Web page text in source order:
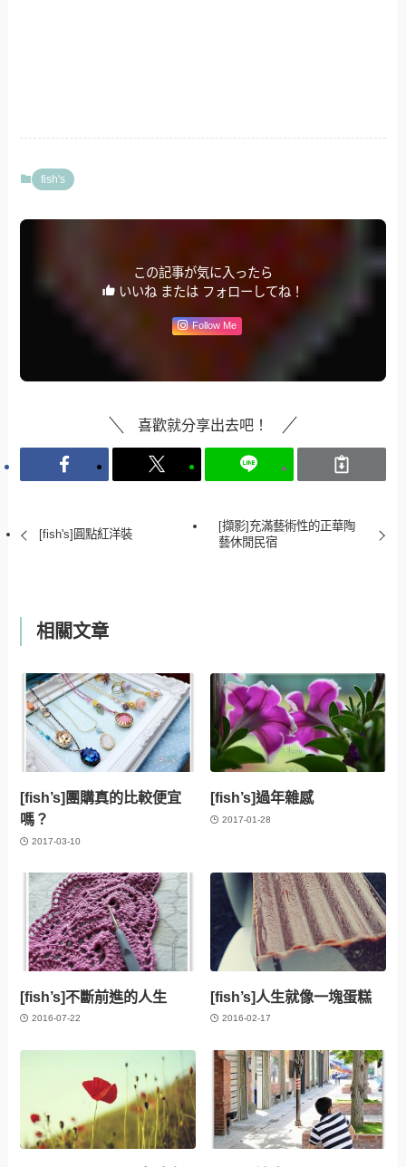
fish's
この記事が気に入ったら
いいね または フォローしてね！
Follow Me
喜歡就分享出去吧！
[fish's]圓點紅洋裝
[擷影]充滿藝術性的正華陶
藝休閒民宿
相關文章
[fish’s]團購真的比較便宜
嗎？
2017-03-10
[fish’s]過年雜感
2017-01-28
[fish’s]不斷前進的人生
2016-07-22
[fish’s]人生就像一塊蛋糕
2016-02-17